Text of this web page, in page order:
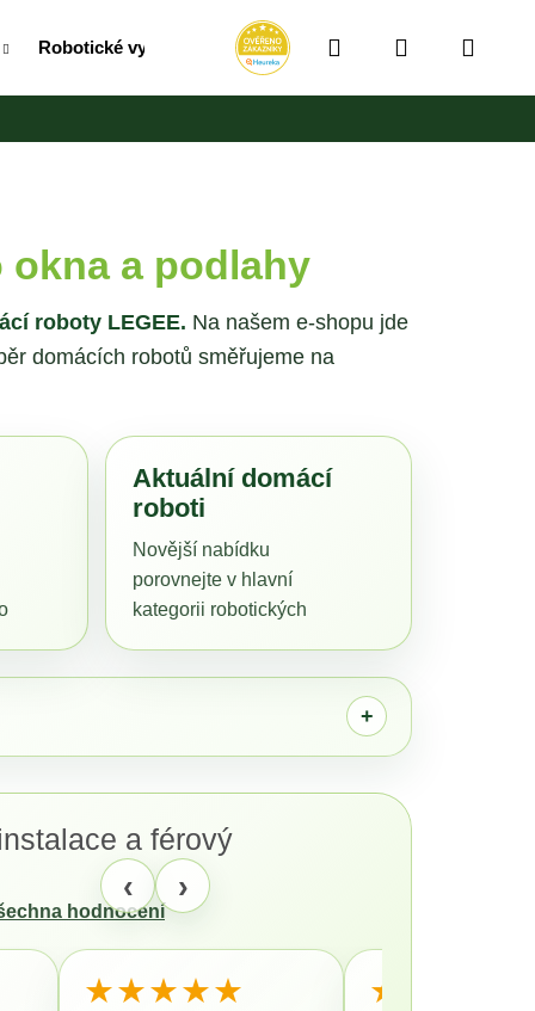
Robotické vysavače RollUpy / Vozíky / Bubny na
HledatPřihlášení
košík
okna a podlahy
roboty LEGEE. Na našem e-shopu jde
domácích robotů směřujeme na
Aktuální domácí
roboti
Novější nabídku
porovnejte v hlavní
kategorii robotických
a férový
hodnocení
‹ ›
★★★★★ ★★★★★
Následující
MINI AWD LIDAR
HODNOTĚ 1699